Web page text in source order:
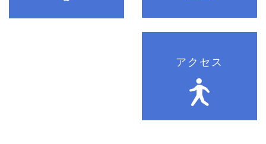
アクセス